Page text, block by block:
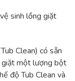
sinh lồng giặt
Clean) có sẵn
giặt một lượng bột
độ Tub Clean và